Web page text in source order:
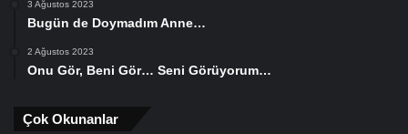
3 Ağustos 2023
Bugün de Doymadım Anne…
2 Ağustos 2023
Onu Gör, Beni Gör… Seni Görüyorum…
Çok Okunanlar